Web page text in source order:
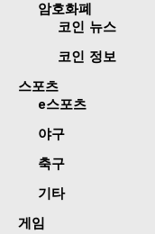
암호화폐
코인 뉴스
코인 정보
스포츠
e스포츠
야구
축구
기타
게임